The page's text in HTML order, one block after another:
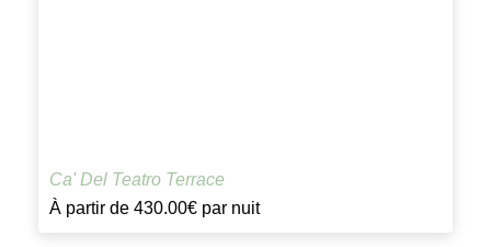
Ca' Del Teatro Terrace
À partir de 430.00€ par nuit